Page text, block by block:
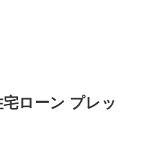
ローン プレッ